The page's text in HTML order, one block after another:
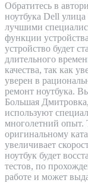
Обратитесь в
ноутбука Dell
лучшими
функции
устройство будет
длительного
качества, так как
уверен в
ремонт ноутбука.
Большая
используют
многолетний опыт.
оригинальному
увеличивает
ноутбук будет
тестов, по
работе и может